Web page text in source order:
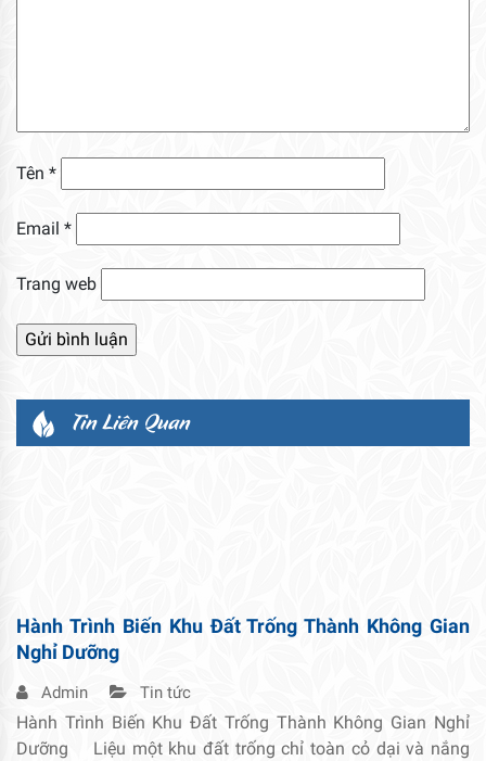
Tên *
Email *
Trang web
Tin Liên Quan
Hành Trình Biến Khu Đất Trống Thành Không Gian
Nghỉ Dưỡng
Admin Tin tức
Hành Trình Biến Khu Đất Trống Thành Không Gian Nghỉ
Dưỡng Liệu một khu đất trống chỉ toàn cỏ dại và nắng